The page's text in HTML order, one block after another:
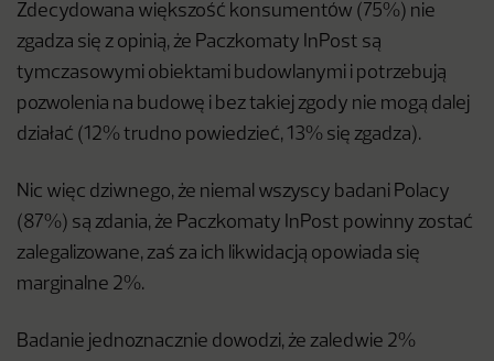
Zdecydowana większość konsumentów (75%) nie
zgadza się z opinią, że Paczkomaty InPost są
tymczasowymi obiektami budowlanymi i potrzebują
pozwolenia na budowę i bez takiej zgody nie mogą dalej
działać (12% trudno powiedzieć, 13% się zgadza).
Nic więc dziwnego, że niemal wszyscy badani Polacy
(87%) są zdania, że Paczkomaty InPost powinny zostać
zalegalizowane, zaś za ich likwidacją opowiada się
marginalne 2%.
Badanie jednoznacznie dowodzi, że zaledwie 2%